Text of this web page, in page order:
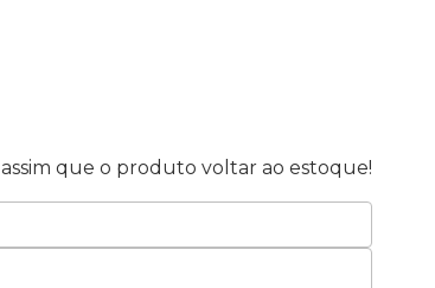
que o produto voltar ao estoque!